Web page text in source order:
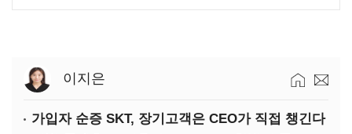
이지은
가입자 순증 SKT, 장기고객은 CEO가 직접 챙긴다